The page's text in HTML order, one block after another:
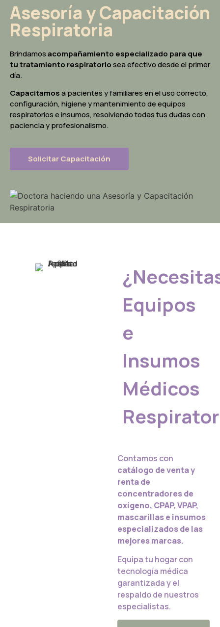
Asesoría y Capacitación
Respiratoria
Brindamosacompañamiento especializado para que
tu tratamiento respiratoriosea efectivo desde el primer
día.
Capacitamosa pacientes y familiares en el uso correcto,
configuración, higiene y mantenimiento de equipos
respiratorios e insumos, resolviendo todas tus dudas con
paciencia y profesionalismo.
Solicitar Capacitación
Equipos
e
Insumos
Médicos
Contamos con
catálogo de venta y
renta de
concentradores de
oxígeno, CPAP, VPAP,
mascarillas e insumos
especializados de las
mejores marcas.
Equipa tu hogar con
tecnología médica
garantizada y el
respaldo de nuestros
especialistas.